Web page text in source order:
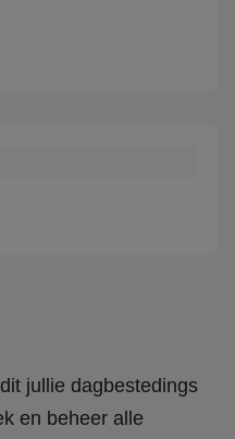
jullie dagbestedings
en beheer alle